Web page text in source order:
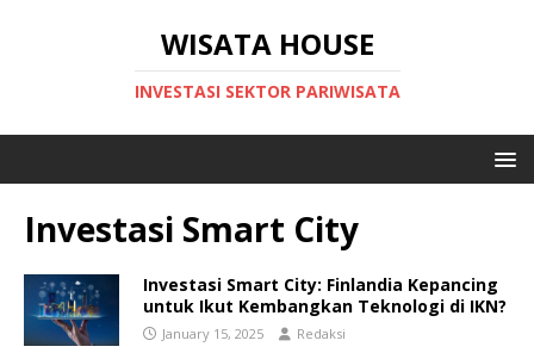
WISATA HOUSE
INVESTASI SEKTOR PARIWISATA
Investasi Smart City
Investasi Smart City: Finlandia Kepancing
untuk Ikut Kembangkan Teknologi di IKN?
January 15, 2025 Redaksi